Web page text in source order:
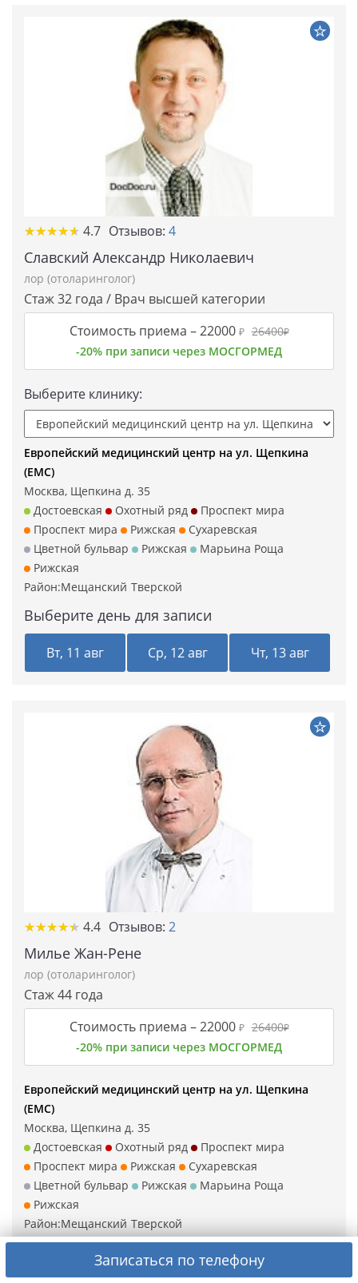
★★★★★
★★★★★ 4.7 Отзывов: 4
Славский Александр Николаевич
лор (отоларинголог)
Стаж 32 года / Врач высшей категории
Стоимость приема –22000 ₽ 26400₽
-20% при записи через МОСГОРМЕД
Выберите клинику:
Европейский медицинский центр на ул. Щепкина
(ЕМС)
Москва, Щепкина д. 35
Достоевская
Охотный ряд
Проспект мира
Проспект мира
Рижская
Сухаревская
Цветной бульвар
Рижская
Марьина Роща
Рижская
Район:Мещанский Тверской
Выберите день для записи
Вт, 11 авг Ср, 12 авг Чт, 13 авг
★★★★★
★★★★★ 4.4 Отзывов: 2
Милье Жан-Рене
лор (отоларинголог)
Стаж 44 года
Стоимость приема –22000 ₽ 26400₽
-20% при записи через МОСГОРМЕД
Европейский медицинский центр на ул. Щепкина
(ЕМС)
Москва, Щепкина д. 35
Достоевская
Охотный ряд
Проспект мира
Проспект мира
Рижская
Сухаревская
Цветной бульвар
Рижская
Марьина Роща
Рижская
Район:Мещанский Тверской
Записаться на прием
Записаться по телефону